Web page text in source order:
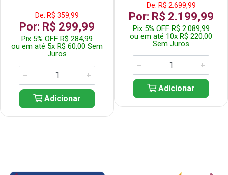
De: R$ 359,99
Por: R$ 299,99
Pix 5% OFF R$ 284,99
ou em até 5x R$ 60,00 Sem
Juros
Adicionar
De: R$ 2.699,99
Por: R$ 2.199,99
Pix 5% OFF R$ 2.089,99
ou em até 10x R$ 220,00
Sem Juros
Adicionar